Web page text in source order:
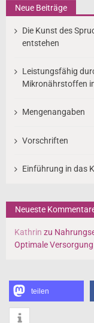
e
n
n
u
m
r
e
u
n
g
e
r
Neue Beiträge
Die Kunst des
entstehen
Leistungsfähig
Mikronährstoffen
Mengenangaben
Vorschriften
Einführung in das
Neueste
Kathrin zu
Optimale
teilen